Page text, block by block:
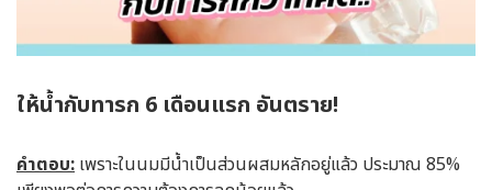
ให้น้ำกับทารก 6 เดือนแรก อันตราย!
คำตอบ: เพราะในนมมีน้ำเป็นส่วนผสมหลักอยู่แล้ว ประมาณ 85%